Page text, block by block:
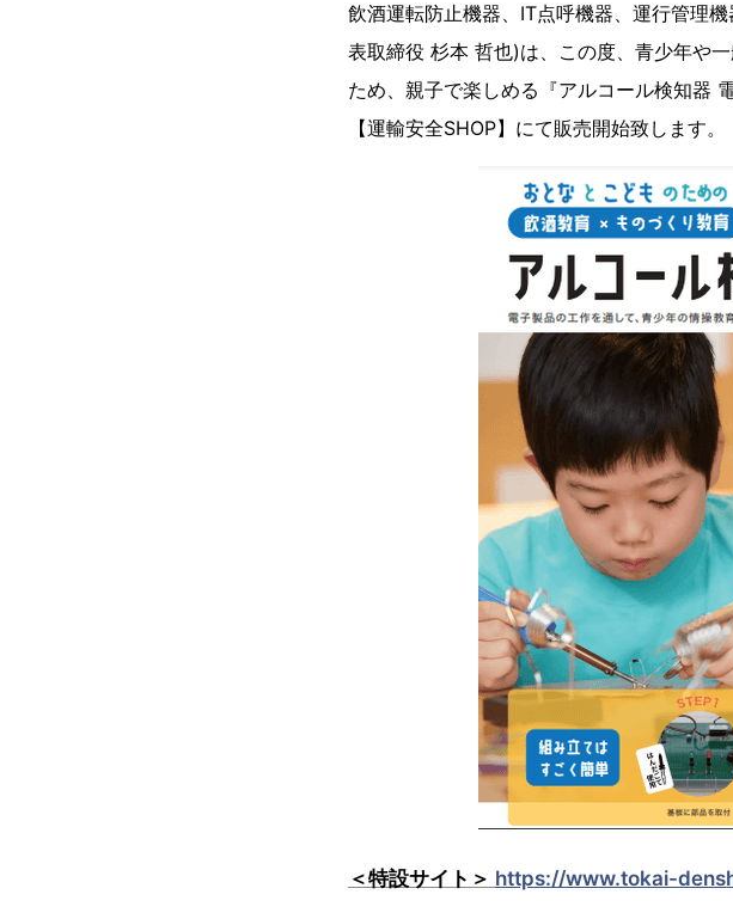
飲酒運転防⽌機器、IT点呼機器、運⾏管理
表取締役 杉本 哲也)は、この度、⻘少年や
ため、親⼦で楽しめる『アルコール検知器
【運輸安全SHOP】にて販売開始致します。
＜特設サイト＞ https://www.tokai-